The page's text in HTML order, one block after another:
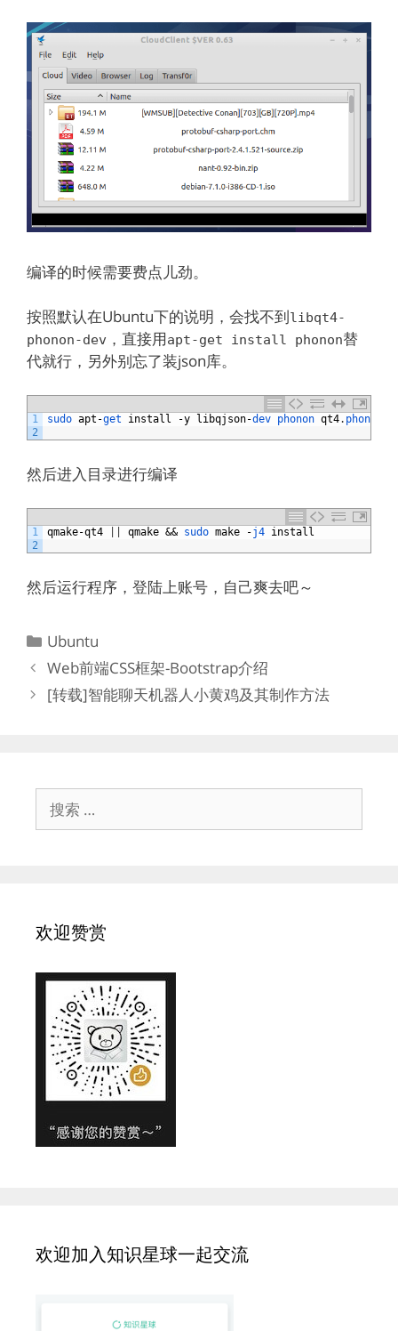
编译的时候需要费点儿劲。
按照默认在Ubuntu下的说明，会找不到libqt4-
phonon-dev ，直接用apt-get install phonon替
代就行，另外别忘了装json库。
1
2
sudo apt -get install -y libqjson-dev phonon qt4. phonon
然后进入目录进行编译
1
2
qmake-qt4 qmake && sudo make -j4 install
然后运行程序，登陆上账号，自己爽去吧～
分
类
Ubuntu
Web前端CSS框架-Bootstrap介绍
[转载]智能聊天机器人小黄鸡及其制作方法
索：
欢迎赞赏
欢迎加入知识星球一起交流